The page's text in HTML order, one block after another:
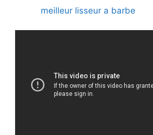
meilleur lisseur a barbe